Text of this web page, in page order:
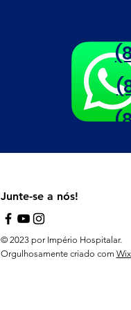
Junte-se a nós!
© 2023 por Império Hospitalar.
Orgulhosamente criado com